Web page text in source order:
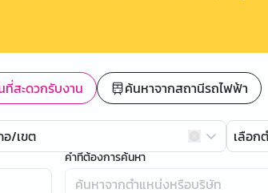
สะดวกรับงาน ค้นหาจากสถานีรถไฟฟ้า
อ/เขต เลือก
คำที่ต้องการค้นหา